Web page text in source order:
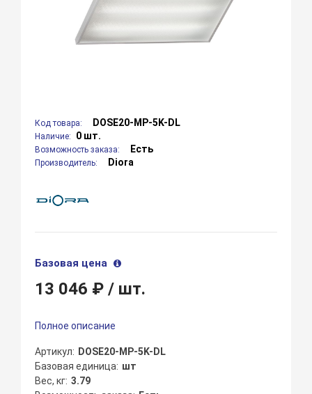
Код товара: DOSE20-MP-5K-DL
Наличие: 0 шт.
Возможность заказа: Есть
Производитель: Diora
Базовая цена
13 046 ₽/ шт.
Полное описание
Артикул
DOSE20-MP-5K-DL
Базовая единица шт
Вес, кг 3.79